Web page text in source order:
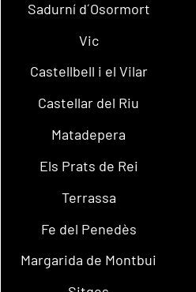
Sadurní d´Osormort
Vic
Castellbell i el Vilar
Castellar del Riu
Matadepera
Els Prats de Rei
Terrassa
Fe del Penedès
Margarida de Montbui